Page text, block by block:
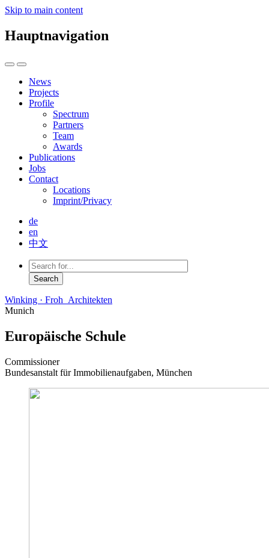
Skip to main content
Hauptnavigation
News
Projects
Profile
Spectrum
Partners
Team
Awards
Publications
Jobs
Contact
Locations
Imprint/Privacy
de
en
中文
Winking · Froh Architekten
Munich
Europäische Schule
Commissioner
Bundesanstalt für Immobilienaufgaben, München